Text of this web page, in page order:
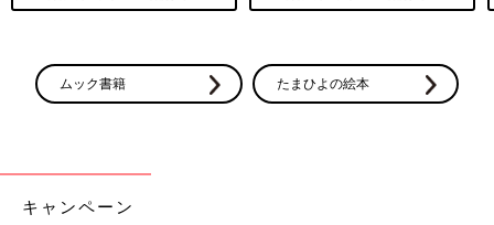
ムック書籍 たまひよの絵本
キャンペーン